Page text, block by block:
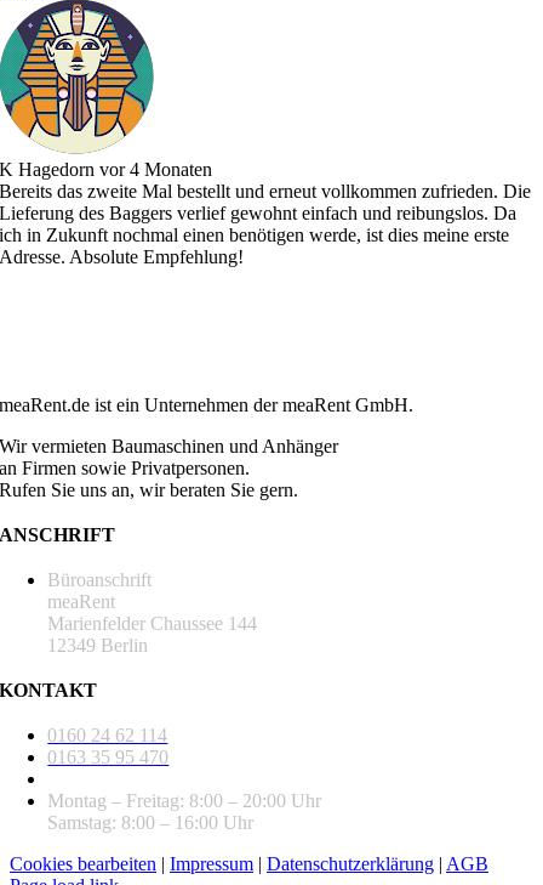
K Hagedorn vor 4 Monaten
​Bereits das zweite Mal bestellt und erneut vollkommen zufrieden. Die
Lieferung des Baggers verlief gewohnt einfach und reibungslos. Da
ich in Zukunft nochmal einen benötigen werde, ist dies meine erste
Adresse. Absolute Empfehlung!
meaRent.de ist ein Unternehmen der meaRent GmbH.
Wir vermieten Baumaschinen und Anhänger
an Firmen sowie Privatpersonen.
Rufen Sie uns an, wir beraten Sie gern.
ANSCHRIFT
Büroanschrift
meaRent
Marienfelder Chaussee 144
12349 Berlin
KONTAKT
0160 24 62 114
0163 35 95 470
Montag – Freitag: 8:00 – 20:00 Uhr
Samstag: 8:00 – 16:00 Uhr
Cookies bearbeiten | Impressum | Datenschutzerklärung | AGB